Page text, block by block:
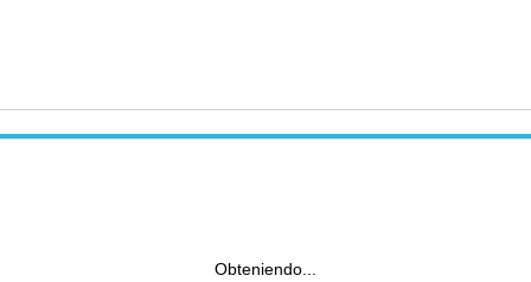
Obteniendo...